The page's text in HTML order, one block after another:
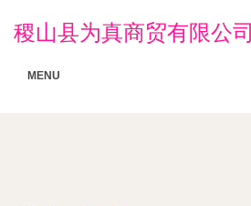
稷山县为真商贸有限公司
MENU